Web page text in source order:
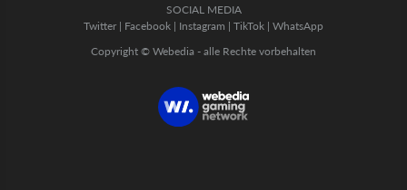
SOCIAL MEDIA
Twitter | Facebook | Instagram | TikTok | WhatsApp
Copyright © Webedia - alle Rechte vorbehalten